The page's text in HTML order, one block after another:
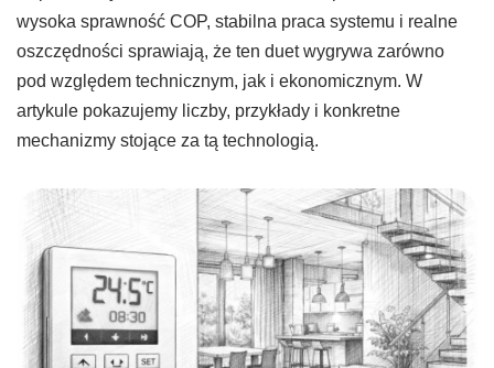
wysoka sprawność COP, stabilna praca systemu i realne
oszczędności sprawiają, że ten duet wygrywa zarówno
pod względem technicznym, jak i ekonomicznym. W
artykule pokazujemy liczby, przykłady i konkretne
mechanizmy stojące za tą technologią.